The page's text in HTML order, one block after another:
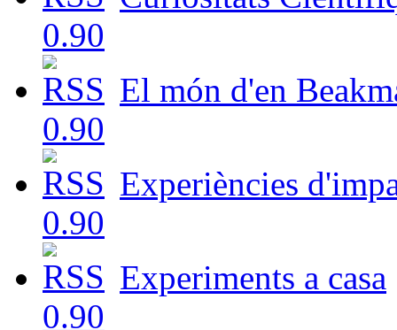
El món d'en
Experiències
Experiments a casa